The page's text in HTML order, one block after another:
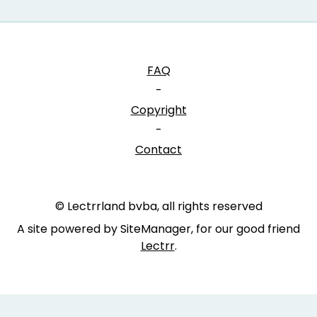
FAQ
-
Copyright
-
Contact
© Lectrrland bvba, all rights reserved
A site powered by SiteManager, for our good friend
Lectrr.